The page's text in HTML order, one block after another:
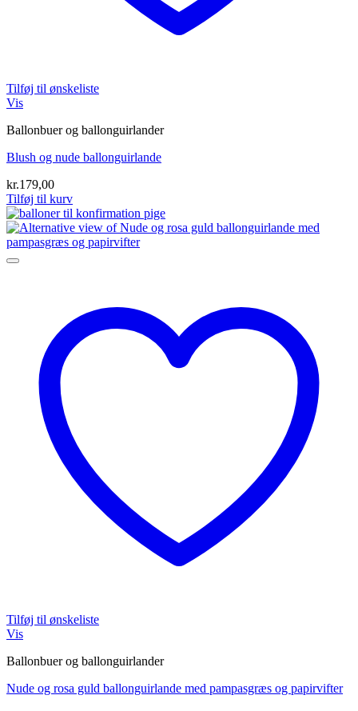
Tilføj til ønskeliste
Vis
Ballonbuer og ballonguirlander
Blush og nude ballonguirlande
kr.179,00
Tilføj til kurv
Tilføj til ønskeliste
Vis
Ballonbuer og ballonguirlander
Nude og rosa guld ballonguirlande med pampasgræs og papirvifter